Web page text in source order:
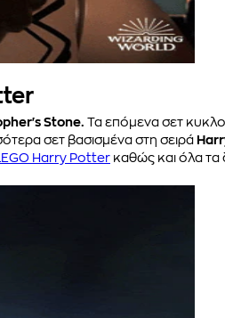
Stone. Τα επόμενα σετ
σετ βασισμένα στη σειρά
Harry Potter καθώς και όλα τα